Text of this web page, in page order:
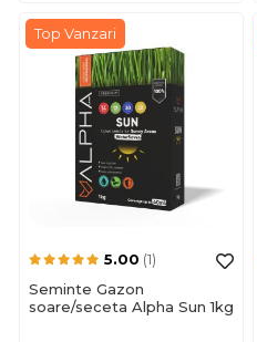
Top Vanzari
5.00 (1)
Seminte Gazon
soare/seceta Alpha Sun 1kg